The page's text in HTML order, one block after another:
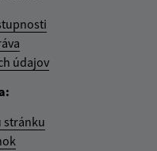
údajov
stránku